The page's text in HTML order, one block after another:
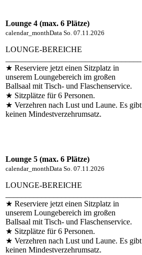
Lounge 4 (max. 6 Plätze)
calendar_monthData So. 07.11.2026
LOUNGE-BEREICHE
★ Reserviere jetzt einen Sitzplatz in
unserem Loungebereich im großen
Ballsaal mit Tisch- und Flaschenservice.
★ Sitzplätze für 6 Personen.
★ Verzehren nach Lust und Laune. Es gibt
keinen Mindestverzehrumsatz.
Lounge 5 (max. 6 Plätze)
calendar_monthData So. 07.11.2026
LOUNGE-BEREICHE
★ Reserviere jetzt einen Sitzplatz in
unserem Loungebereich im großen
Ballsaal mit Tisch- und Flaschenservice.
★ Sitzplätze für 6 Personen.
★ Verzehren nach Lust und Laune. Es gibt
keinen Mindestverzehrumsatz.